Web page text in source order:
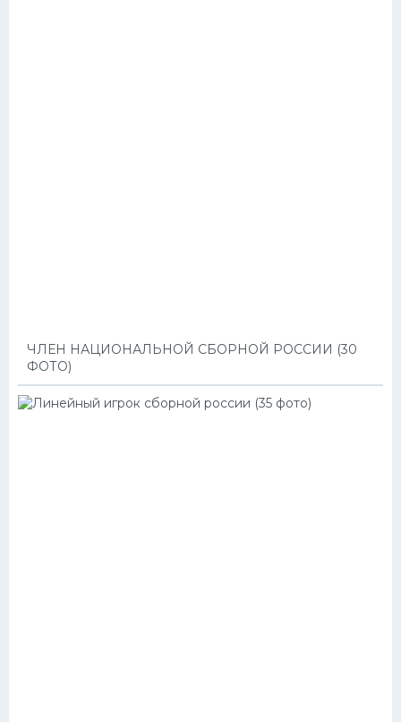
ЧЛЕН НАЦИОНАЛЬНОЙ СБОРНОЙ РОССИИ (30
ФОТО)